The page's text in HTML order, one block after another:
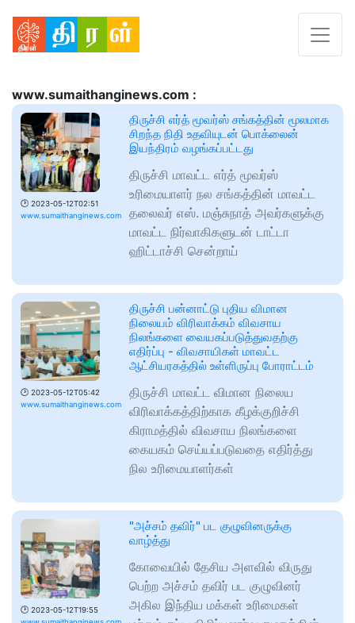
www.sumaithanginews.com :
🕑 2023-05-12T02:51
www.sumaithanginews.com
திருச்சி எர்த் மூவர்ஸ் சங்கத்தின் மூலமாக
சிறந்த நிதி உதவியுடன் பொக்லைன்
இயந்திரம் வழங்கப்பட்டது
திருச்சி மாவட்ட எர்த் மூவர்ஸ்
உரிமையாளர் நல சங்கத்தின் மாவட்ட
தலைவர் எஸ். மஞ்சுநாத் அவர்களுக்கு
மாவட்ட நிர்வாகிகளுடன் டாட்டா
ஹிட்டாச்சி சென்றாய்
🕑 2023-05-12T05:42
www.sumaithanginews.com
திருச்சி பன்னாட்டு புதிய விமான
நிலையம் விரிவாக்கம் விவசாய
நிலங்களை வையகப்படுத்துவதற்கு
எதிர்ப்பு - விவசாயிகள் மாவட்ட
ஆட்சியரகத்தில் உள்ளிருப்பு போராட்டம்
திருச்சி மாவட்ட விமான நிலைய
விரிவாக்கத்திற்காக கீழக்குறிச்சி
கிராமத்தில் விவசாய நிலங்களை
கையகம் செய்யப்படுவதை எதிர்த்து
நில உரிமையாளர்கள்
🕑 2023-05-12T19:55
"அச்சம் தவிர்" பட குழுவினருக்கு
வாழ்த்து
கோவையில் தேசிய அளவில் விருது
பெற்ற அச்சம் தவிர் பட குழுவினர்
அகில இந்திய மக்கள் உரிமைகள்